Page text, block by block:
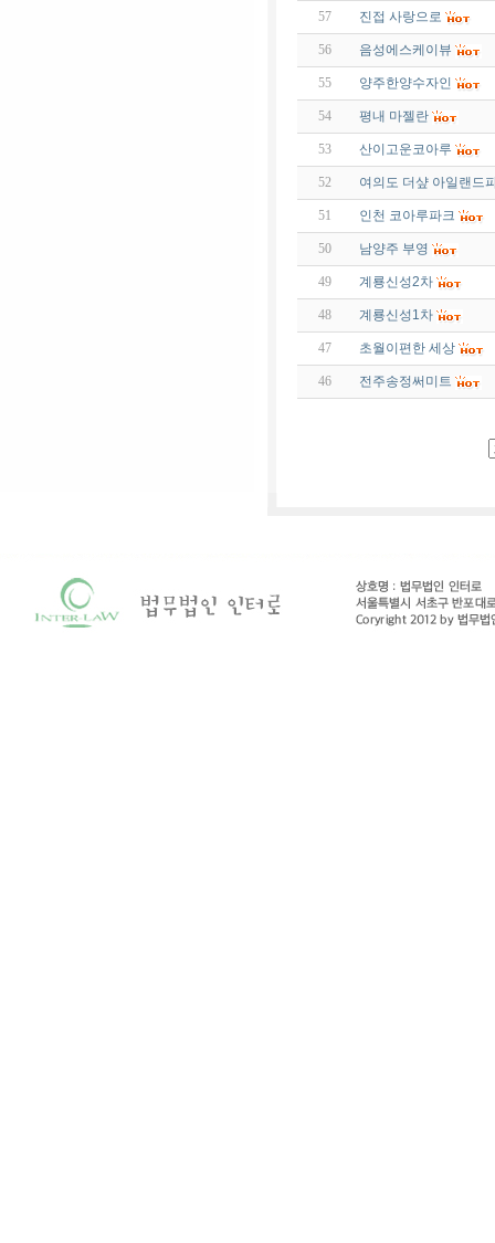
57 진접 사랑으로
56 음성에스케이뷰
55 양주한양수자인
54 평내 마젤란
53 산이고운코아루
52 여의도 더샾 아일랜드
51 인천 코아루파크
50 남양주 부영
49 계룡신성2차
48 계룡신성1차
47 초월이편한 세상
46 전주송정써미트